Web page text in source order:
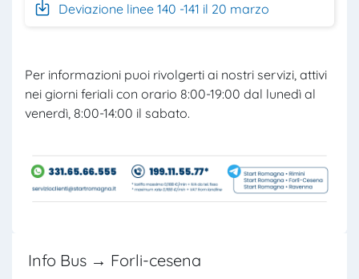
Deviazione linee 140 -141 il 20 marzo
Per informazioni puoi rivolgerti ai nostri servizi, attivi
nei giorni feriali con orario 8:00-19:00 dal lunedì al
venerdì, 8:00-14:00 il sabato.
Info Bus → Forli-cesena